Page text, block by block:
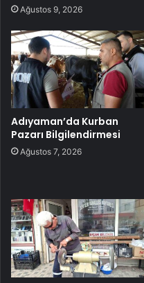
Ağustos 9, 2026
Adıyaman’da Kurban
Pazarı Bilgilendirmesi
Ağustos 7, 2026